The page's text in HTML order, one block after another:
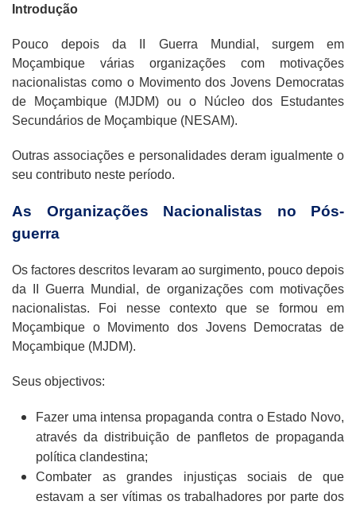
Introdução
Pouco depois da II Guerra Mundial, surgem em
Moçambique várias organizações com motivações
nacionalistas como o Movimento dos Jovens Democratas
de Moçambique (MJDM) ou o Núcleo dos Estudantes
Secundários de Moçambique (NESAM).
Outras associações e personalidades deram igualmente o
seu contributo neste período.
As Organizações Nacionalistas no Pós-
guerra
Os factores descritos levaram ao surgimento, pouco depois
da II Guerra Mundial, de organizações com motivações
nacionalistas. Foi nesse contexto que se formou em
Moçambique o Movimento dos Jovens Democratas de
Moçambique (MJDM).
Seus objectivos:
Fazer uma intensa propaganda contra o Estado Novo,
através da distribuição de panfletos de propaganda
política clandestina;
Combater as grandes injustiças sociais de que
estavam a ser vítimas os trabalhadores por parte dos